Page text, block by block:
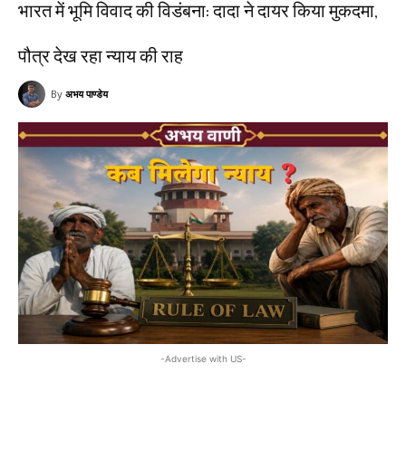
भारत में भूमि विवाद की विडंबना: दादा ने दायर किया मुकदमा,
पौत्र देख रहा न्याय की राह
By अभय पाण्डेय
-Advertise with US-